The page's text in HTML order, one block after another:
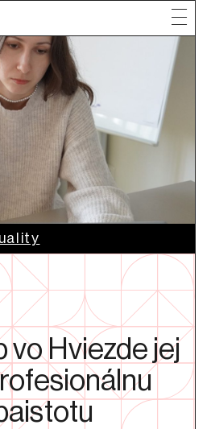
vo Hviezde jej